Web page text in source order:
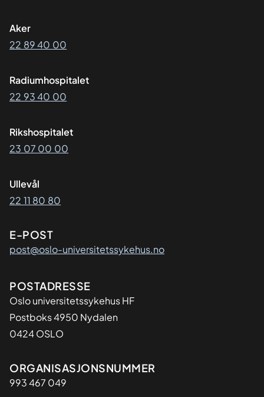
Aker
22 89 40 00
Radiumhospitalet
22 93 40 00
Rikshospitalet
23 07 00 00
Ullevål
22 11 80 80
E-POST
post@oslo-universitetssykehus.no
Adresse
POSTADRESSE
Oslo universitetssykehus HF
Postboks 4950 Nydalen
0424 OSLO
Organisasjon
ORGANISASJONSNUMMER
993 467 049